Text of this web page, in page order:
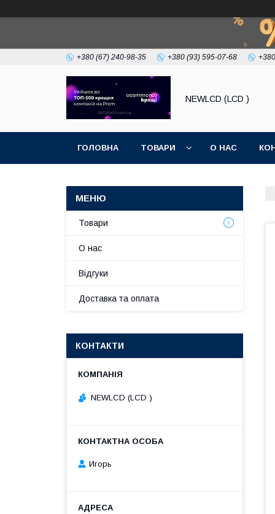
+380 (67) 240-98-35 +380 (93) 595-07-68
NEWLCD (LCD )
ГОЛОВНА ТОВАРИ О НАС
Товари
О нас
Відгуки
Доставка та оплата
КОНТАКТИ
NEWLCD (LCD )
Игорь